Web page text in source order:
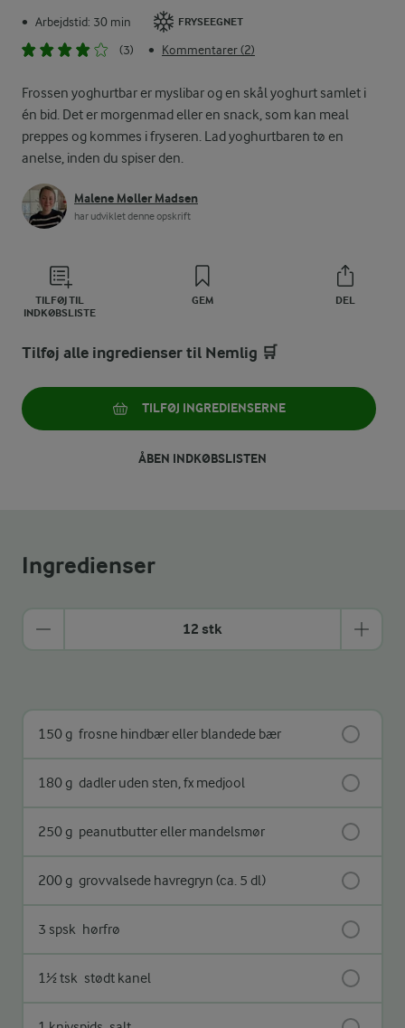
• Arbejdstid: 30 min FRYSEEGNET
(3) • Kommentarer (2)
Frossen yoghurtbar er myslibar og en skål yoghurt samlet i
én bid. Det er morgenmad eller en snack, som kan meal
preppes og kommes i fryseren. Lad yoghurtbaren tø en
anelse, inden du spiser den.
Malene Møller Madsen
har udviklet denne opskrift
TILFØJ TIL
INDKØBSLISTE
GEM DEL
Tilføj alle ingredienser til Nemlig 🛒
TILFØJ INGREDIENSERNE
ÅBEN INDKØBSLISTEN
Ingredienser
12 stk
150 g frosne hindbær eller blandede bær
180 g dadler uden sten, fx medjool
250 g peanutbutter eller mandelsmør
200 g grovvalsede havregryn (ca. 5 dl)
3 spsk hørfrø
1½ tsk stødt kanel